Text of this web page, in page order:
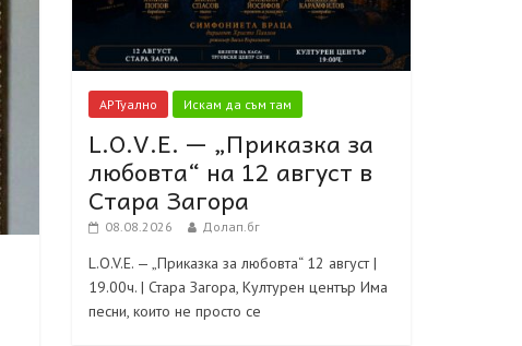
АРТуално Искам да съм там
L.O.V.E. — „Приказка за
любовта“ на 12 август в
Стара Загора
08.08.2026 Долап.бг
L.O.V.E. — „Приказка за любовта“ 12 август |
19.00ч. | Стара Загора, Културен център Има
песни, които не просто се